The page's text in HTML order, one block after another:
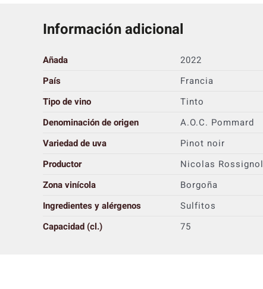
Información adicional
Añada
2022
País
Francia
Tipo de vino
Tinto
Denominación de origen
A.O.C. Pommard
Variedad de uva
Pinot noir
Productor
Nicolas Rossignol
Zona vinícola
Borgoña
Ingredientes y alérgenos
Sulfitos
Capacidad (cl.)
75